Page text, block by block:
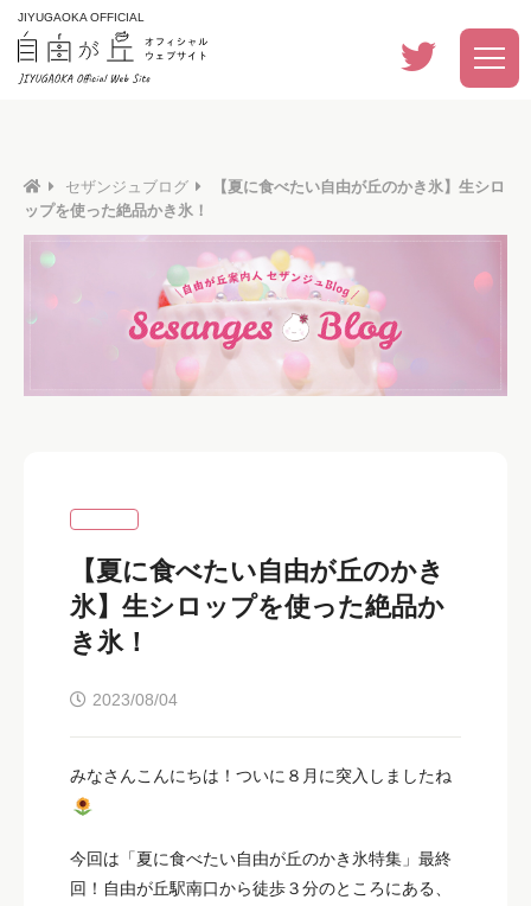
JIYUGAOKA OFFICIAL
セザンジュブログ
【夏に食べたい自由が丘のかき氷】生シロ
ップを使った絶品かき氷！
【夏に食べたい自由が丘のかき
氷】生シロップを使った絶品か
き氷！
2023/08/04
みなさんこんにちは！ついに８月に突入しましたね
今回は「夏に食べたい自由が丘のかき氷特集」最終
回！自由が丘駅南口から徒歩３分のところにある、